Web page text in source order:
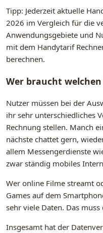
Tipp: Jederzeit aktuelle
2026 im Vergleich für die
Anwendungsgebiete und
mit dem Handytarif
berechnen.
Wer braucht
Nutzer müssen bei der
ihr sehr unterschiedliches
Rechnung stellen. Manch
nächste chattet gern,
allem Messengerdienste
zwar ständig mobiles
Wer online Filme streamt
Games auf dem
sehr viele Daten. Das
Insgesamt hat der